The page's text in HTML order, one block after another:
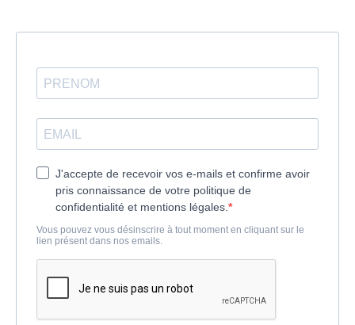
J'accepte de recevoir vos e-mails et confirme avoir
pris connaissance de votre politique de
confidentialité et mentions légales.
Vous pouvez vous désinscrire à tout moment en cliquant sur le
lien présent dans nos emails.